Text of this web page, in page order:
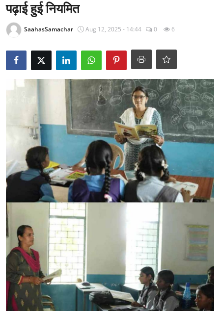
राजनीति
Epaper
धर्म
लाइफस्टाइल
पढ़ाई हुई नियमित
SaahasSamachar Aug 12, 2025 - 14:44 0 6